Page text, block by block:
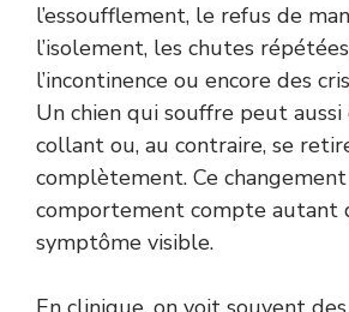
l’essoufflement, le refus de
l’isolement, les chutes
l’incontinence ou encore des
Un chien qui souffre peut
collant ou, au contraire, se
complètement. Ce
comportement compte autant
symptôme visible.